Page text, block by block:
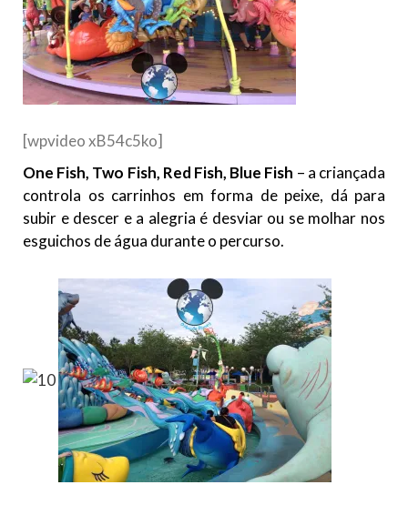
[wpvideo xB54c5ko]
One Fish, Two Fish, Red Fish, Blue Fish – a criançada
controla os carrinhos em forma de peixe, dá para
subir e descer e a alegria é desviar ou se molhar nos
esguichos de água durante o percurso.